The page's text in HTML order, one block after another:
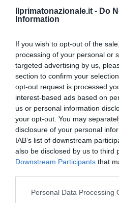
Ilprimatonazionale.it - Do
Information
If you wish to opt-out of the
processing of your personal or
targeted advertising by us,
section to confirm your
opt-out request is processed
interest-based ads based on
us or personal information
your opt-out. You may
disclosure of your personal
IAB’s list of downstream
also be disclosed by us to third
Downstream Participants that
Please note that this website/
Personal Data Processing
L’immigrazione è l’ultimo
l’economia
27